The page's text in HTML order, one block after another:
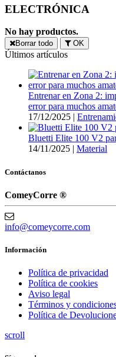
ELECTRÓNICA
No hay productos.
Borrar todo OK
Últimos artículos
Entrenar en Zona 2:
error para muchos
17/12/2025 |
Bluetti Elite 100 V2
14/11/2025 | Material
Contáctanos
ComeyCorre ®
info@comeycorre.com
Información
Política de privacidad
Política de cookies
Aviso legal
Términos y
Política de
scroll